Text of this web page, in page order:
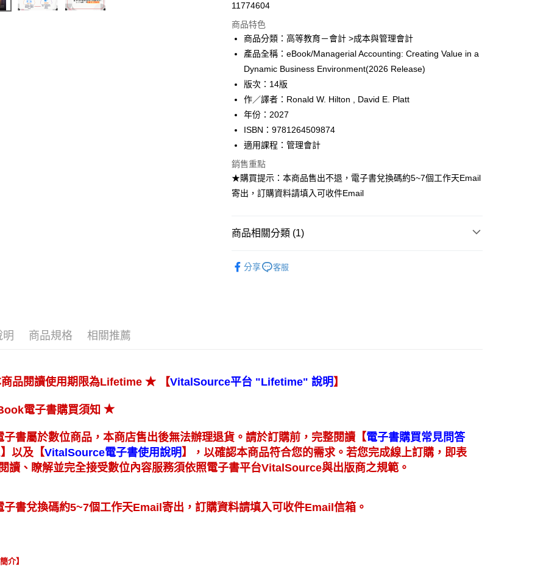
Google Pay
ATM付款
運送方式
數位發送
免運費
11774604
商品特色
商品分類：高等教育－會計 >成本與管理會計
產品全稱：eBook/Managerial Accounting: Creating Value in a
Dynamic Business Environment(2026 Release)
版次：14版
作／譯者：Ronald W. Hilton , David E. Platt
年份：2027
ISBN：9781264509874
適用課程：管理會計
銷售重點
★購買提示：本商品售出不退，電子書兌換碼約5~7個工作天Email
寄出，訂購資料請填入可收件Email
商品相關分類 (1)
分享
客服
明 商品規格 相關推薦
品閱讀使用期限為Lifetime★ 【VitalSource平台 "Lifetime" 說明 】
電子書購買須知★
子書屬於數位商品，本商店售出後無法辦理退貨。請於訂購前，完整閱讀 【電子書購買常見問答
】以及 【VitalSource電子書使用說明 】
，以確認本商品符合您的需求。若您完成線上訂購，即表
讀、瞭解並完全接受數位內容服務須依照電子書平台VitalSource與出版商之規範。
子書兌換碼約5~7個工作天Email寄出，訂購資料請填入可收件Email信箱。
介】